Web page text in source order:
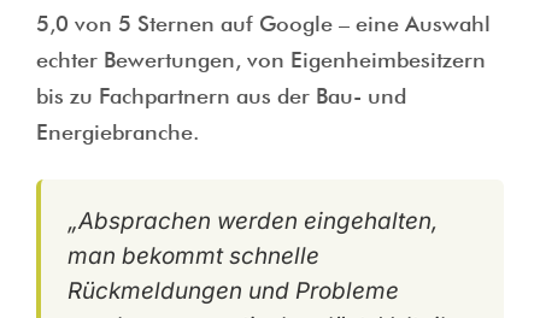
5,0 von 5 Sternen auf Google – eine Auswahl
echter Bewertungen, von Eigenheimbesitzern
bis zu Fachpartnern aus der Bau- und
Energiebranche.
„Absprachen werden eingehalten,
man bekommt schnelle
Rückmeldungen und Probleme